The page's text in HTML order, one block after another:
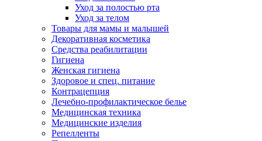
Уход за полостью рта
Уход за телом
Товары для мамы и малышей
Декоративная косметика
Средства реабилитации
Гигиена
Женская гигиена
Здоровое и спец. питание
Контрацепция
Лечебно-профилактическое белье
Медицинская техника
Медицинские изделия
Репелленты